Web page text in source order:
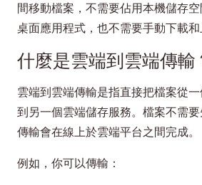
間移動檔案，不需要佔用本機儲存
桌面應用程式，也不需要手動下載和
什麼是雲端到雲端傳輸
雲端到雲端傳輸是指直接把檔案從
到另一個雲端儲存服務。檔案不需要
傳輸會在線上於雲端平台之間完成。
例如，你可以傳輸：